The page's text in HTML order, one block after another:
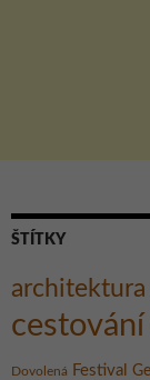
ŠTÍTKY
architektura
cestování
Dovolená Festival